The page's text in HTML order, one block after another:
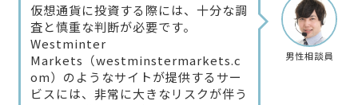
男性相談員
仮想通貨に投資する際には、十分な調
査と慎重な判断が必要です。
Westminter
Markets（westminstermarkets.c
om）のようなサイトが提供するサー
ビスには、非常に大きなリスクが伴う